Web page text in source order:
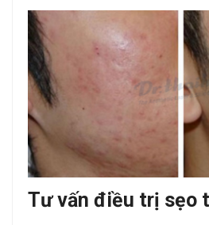
Tư vấn điều trị sẹo